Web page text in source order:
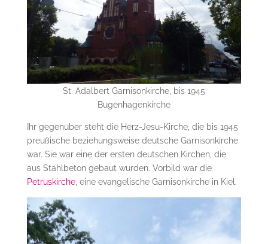
St. Adalbert Garnisonkirche, bis 1945
Bugenhagenkirche
Ihr gegenüber steht die Herz-Jesu-Kirche, die bis 1945
preußische beziehungsweise deutsche Garnisonkirche
war. Sie war eine der ersten deutschen Kirchen, die
aus Stahlbeton gebaut wurden. Vorbild war die
Petruskirche, eine evangelische Garnisonkirche in Kiel.